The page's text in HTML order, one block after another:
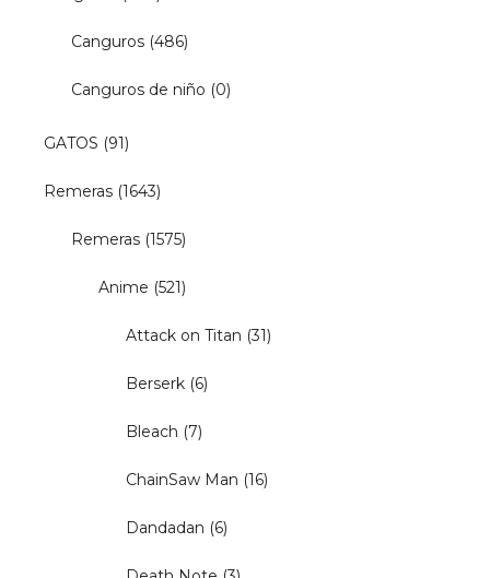
Canguros (486)
Canguros de niño (0)
GATOS (91)
Remeras (1643)
Remeras (1575)
Anime (521)
Attack on Titan (31)
Berserk (6)
Bleach (7)
ChainSaw Man (16)
Dandadan (6)